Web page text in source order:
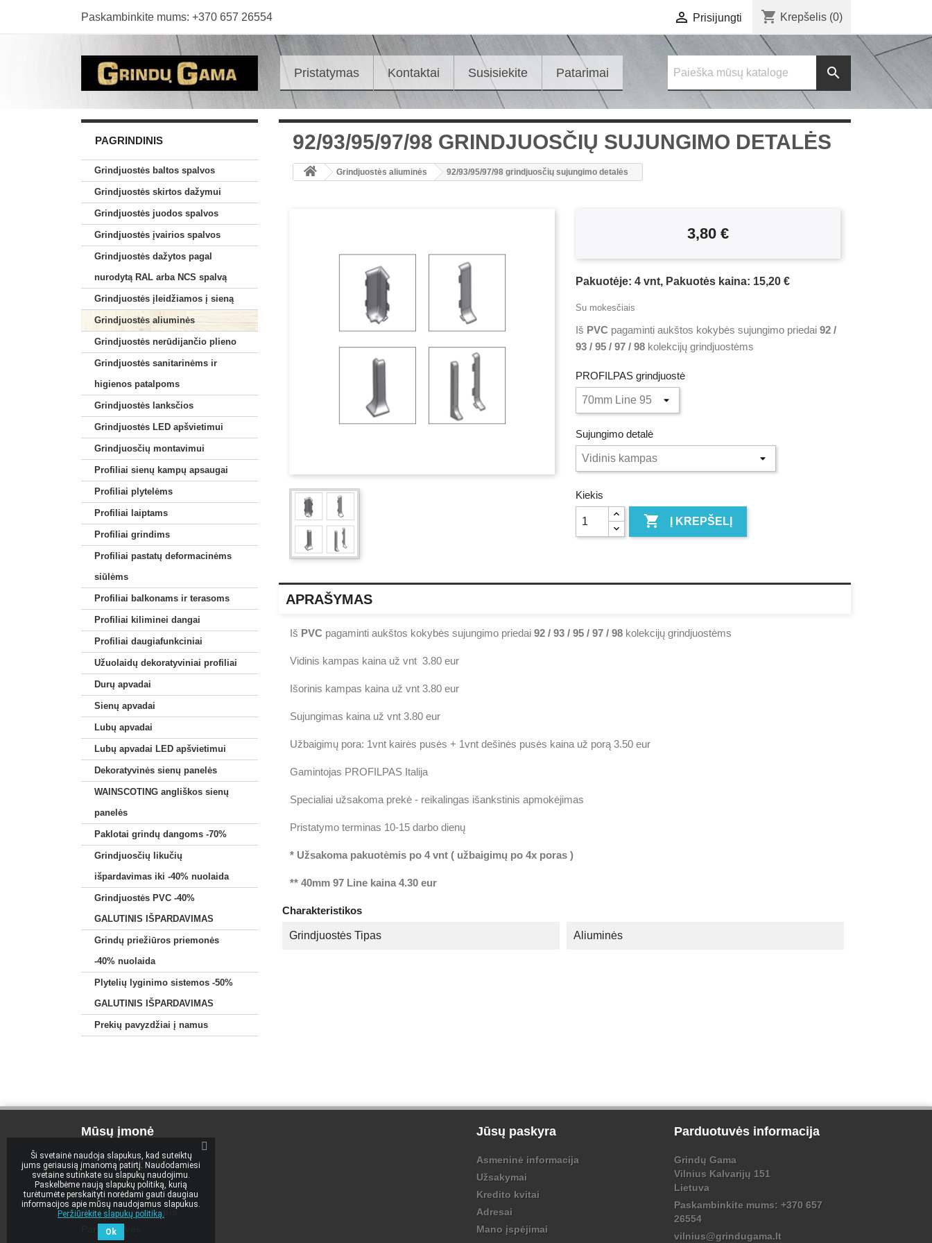
Paskambinkite mums: +370 657 26554  Prisijungti shopping_cart Krepšelis (0)
Pristatymas Kontaktai Susisiekite Patarimai 
PAGRINDINIS
Grindjuostės baltos spalvos
Grindjuostės skirtos dažymui
Grindjuostės juodos spalvos
Grindjuostės įvairios spalvos
Grindjuostės dažytos pagal
nurodytą RAL arba NCS spalvą
Grindjuostės įleidžiamos į sieną
Grindjuostės aliuminės
Grindjuostės nerūdijančio plieno
Grindjuostės sanitarinėms ir
higienos patalpoms
Grindjuostės lanksčios
Grindjuostės LED apšvietimui
Grindjuosčių montavimui
Profiliai sienų kampų apsaugai
Profiliai plytelėms
Profiliai laiptams
Profiliai grindims
Profiliai pastatų deformacinėms
siūlėms
Profiliai balkonams ir terasoms
Profiliai kiliminei dangai
Profiliai daugiafunkciniai
Užuolaidų dekoratyviniai profiliai
Durų apvadai
Sienų apvadai
Lubų apvadai
Lubų apvadai LED apšvietimui
Dekoratyvinės sienų panelės
WAINSCOTING angliškos sienų
panelės
Paklotai grindų dangoms -70%
Grindjuosčių likučių
išpardavimas iki -40% nuolaida
Grindjuostės PVC -40%
GALUTINIS IŠPARDAVIMAS
Grindų priežiūros priemonės
-40% nuolaida
Plytelių lyginimo sistemos -50%
GALUTINIS IŠPARDAVIMAS
Prekių pavyzdžiai į namus
92/93/95/97/98 GRINDJUOSČIŲ SUJUNGIMO DETALĖS
Grindjuostės aliuminės 92/93/95/97/98 grindjuosčių sujungimo detalės
3,80 €
Pakuotėje: 4 vnt, Pakuotės kaina: 15,20 €
Su mokesčiais
Iš PVC pagaminti aukštos kokybės sujungimo priedai 92 /
93 / 95 / 97 / 98 kolekcijų grindjuostėms
PROFILPAS grindjuostė
Sujungimo detalė
Kiekis
 Į KREPŠELĮ
APRAŠYMAS
Iš PVC pagaminti aukštos kokybės sujungimo priedai 92 / 93 / 95 / 97 / 98 kolekcijų grindjuostėms
Vidinis kampas kaina už vnt 3.80 eur
Išorinis kampas kaina už vnt 3.80 eur
Sujungimas kaina už vnt 3.80 eur
Užbaigimų pora: 1vnt kairės pusės + 1vnt dešinės pusės kaina už porą 3.50 eur
Gamintojas PROFILPAS Italija
Specialiai užsakoma prekė - reikalingas išankstinis apmokėjimas
Pristatymo terminas 10-15 darbo dienų
* Užsakoma pakuotėmis po 4 vnt ( užbaigimų po 4x poras )
** 40mm 97 Line kaina 4.30 eur
Charakteristikos
Grindjuostės Tipas Aliuminės
Mūsų įmonė
Privatumo politika
Kontaktai
Susisiekite su mumis
Svetainės žemėlapis
Parduotuvės
Jūsų paskyra
Asmeninė informacija
Užsakymai
Kredito kvitai
Adresai
Mano įspėjimai
Parduotuvės informacija
Grindų Gama
Vilnius Kalvarijų 151
Lietuva
Paskambinkite mums: +370 657
26554
vilnius@grindugama.lt
Ši svetainė naudoja slapukus, kad suteiktų
jums geriausią įmanomą patirtį. Naudodamiesi
svetaine sutinkate su slapukų naudojimu.
Paskelbėme naują slapukų politiką, kurią
turėtumėte perskaityti norėdami gauti daugiau
informacijos apie mūsų naudojamus slapukus.
Peržiūrėkite slapukų politiką.
Ok